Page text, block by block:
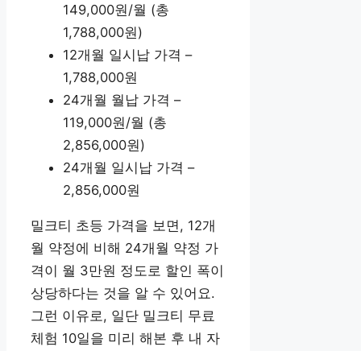
149,000원/월 (총
1,788,000원)
12개월 일시납 가격 –
1,788,000원
24개월 월납 가격 –
119,000원/월 (총
2,856,000원)
24개월 일시납 가격 –
2,856,000원
밀크티 초등 가격을 보면, 12개
월 약정에 비해 24개월 약정 가
격이 월 3만원 정도로 할인 폭이
상당하다는 것을 알 수 있어요.
그런 이유로, 일단 밀크티 무료
체험 10일을 미리 해본 후 내 자